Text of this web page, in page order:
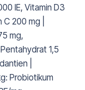
IE, Vitamin D3
200 mg |
mg,
1,5
|
Probiotikum